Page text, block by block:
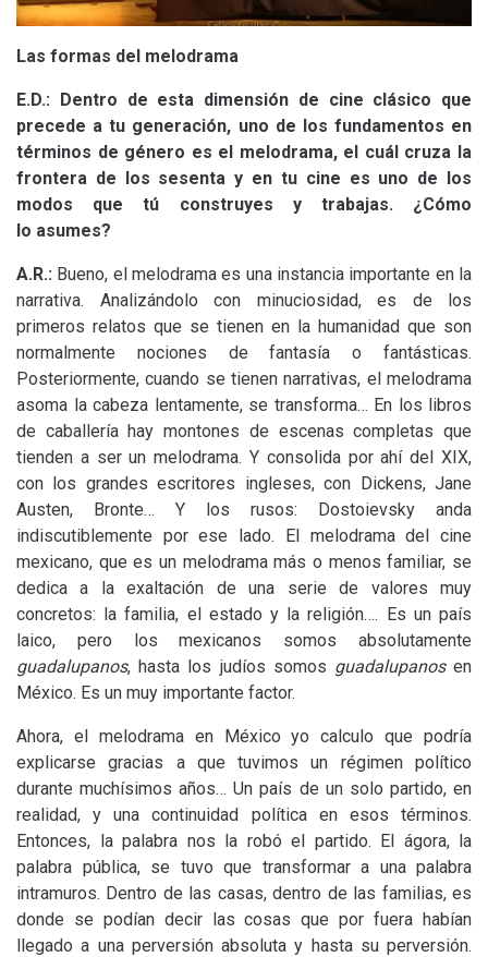
Las formas del melodrama
E.D.: Dentro de esta dimensión de cine clásico que
precede a tu generación, uno de los fundamentos en
términos de género es el melodrama, el cuál cruza la
frontera de los sesenta y en tu cine es uno de los
modos que tú construyes y trabajas. ¿Cómo
lo asumes?
A.R.: Bueno, el melodrama es una instancia importante en la
narrativa. Analizándolo con minuciosidad, es de los
primeros relatos que se tienen en la humanidad que son
normalmente nociones de fantasía o fantásticas.
Posteriormente, cuando se tienen narrativas, el melodrama
asoma la cabeza lentamente, se transforma… En los libros
de caballería hay montones de escenas completas que
tienden a ser un melodrama. Y consolida por ahí del XIX,
con los grandes escritores ingleses, con Dickens, Jane
Austen, Bronte… Y los rusos: Dostoievsky anda
indiscutiblemente por ese lado. El melodrama del cine
mexicano, que es un melodrama más o menos familiar, se
dedica a la exaltación de una serie de valores muy
concretos: la familia, el estado y la religión…. Es un país
laico, pero los mexicanos somos absolutamente
guadalupanos, hasta los judíos somos guadalupanosen
México. Es un muy importante factor.
Ahora, el melodrama en México yo calculo que podría
explicarse gracias a que tuvimos un régimen político
durante muchísimos años… Un país de un solo partido, en
realidad, y una continuidad política en esos términos.
Entonces, la palabra nos la robó el partido. El ágora, la
palabra pública, se tuvo que transformar a una palabra
intramuros. Dentro de las casas, dentro de las familias, es
donde se podían decir las cosas que por fuera habían
llegado a una perversión absoluta y hasta su perversión.